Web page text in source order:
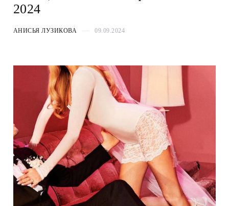
2024
АНИСЬЯ ЛУЗИКОВА 09.09.2024